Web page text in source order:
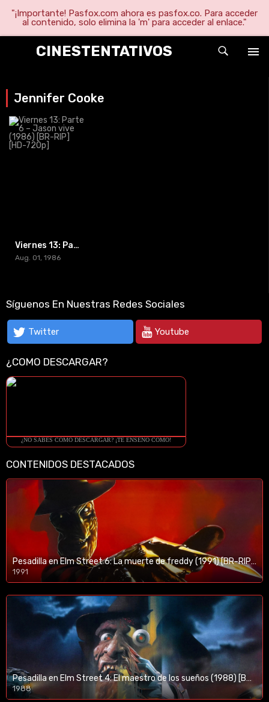
"¡Importante! Pasfox.com ahora es pasfox.co. Para acceder
al contenido, solo elimina la 'm' para acceder al enlace."
CINESTENTATIVOS
Jennifer Cooke
Viernes 13: Parte 6 – Jason vive (1986) [BR-RIP] [HD-720p]
Aug. 01, 1986
Síguenos En Nuestras Redes Sociales
Twitter Youtube
¿COMO DESCARGAR?
¿NO SABES COMO DESCARGAR? ¡TE ENSEÑO COMO!
CONTENIDOS DESTACADOS
Pesadilla en Elm Street 6: La muerte de freddy (1991) [BR-RIP] [HD-1080p]
1991
Pesadilla en Elm Street 4: El maestro de los sueños (1988) [BR-RIP] [HD-1080p]
1988